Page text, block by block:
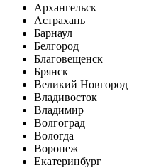
Архангельск
Астрахань
Барнаул
Белгород
Благовещенск
Брянск
Великий Новгород
Владивосток
Владимир
Волгоград
Вологда
Воронеж
Екатеринбург